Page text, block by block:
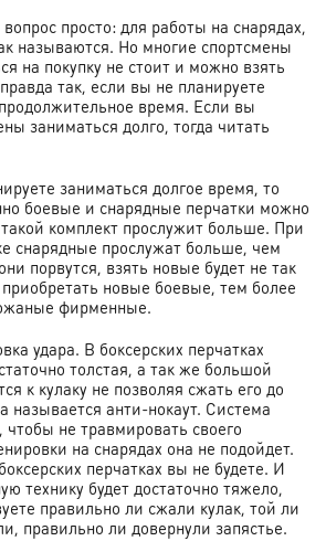
просто: для работы на снарядах,
называются. Но многие спортсмены
на покупку не стоит и можно взять
так, если вы не планируете
время. Если вы
заниматься долго, тогда читать
заниматься долгое время, то
боевые и снарядные перчатки можно
такой комплект прослужит больше. При
снарядные прослужат больше, чем
порвутся, взять новые будет не так
новые боевые, тем более
фирменные.
удара. В боксерских перчатках
толстая, а так же большой
к кулаку не позволяя сжать его до
называется анти-нокаут. Система
не травмировать своего
на снарядах она не подойдет.
перчатках вы не будете. И
технику будет достаточно тяжело,
правильно ли сжали кулак, той ли
правильно ли довернули запястье.